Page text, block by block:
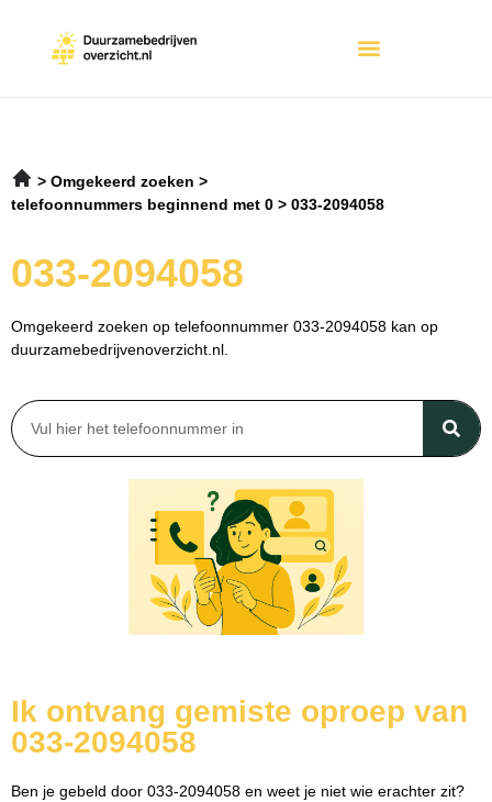
Omgekeerd zoeken
telefoonnummers beginnend met 0
033-2094058
033-2094058
Omgekeerd zoeken op telefoonnummer 033-2094058 kan op
duurzamebedrijvenoverzicht.nl.
Ik ontvang gemiste oproep van
033-2094058
Ben je gebeld door 033-2094058 en weet je niet wie erachter zit?